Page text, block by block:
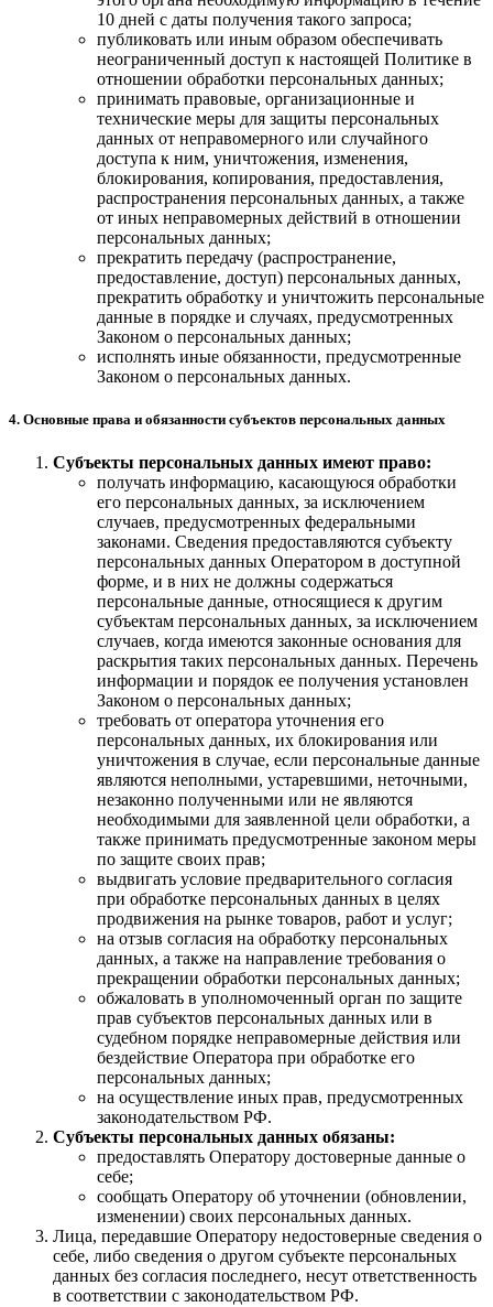
10 дней с даты получения такого запроса;
публиковать или иным образом обеспечивать
неограниченный доступ к настоящей Политике в
отношении обработки персональных данных;
принимать правовые, организационные и
технические меры для защиты персональных
данных от неправомерного или случайного
доступа к ним, уничтожения, изменения,
блокирования, копирования, предоставления,
распространения персональных данных, а также
от иных неправомерных действий в отношении
персональных данных;
прекратить передачу (распространение,
предоставление, доступ) персональных данных,
прекратить обработку и уничтожить персональные
данные в порядке и случаях, предусмотренных
Законом о персональных данных;
исполнять иные обязанности, предусмотренные
Законом о персональных данных.
4. Основные права и обязанности субъектов персональных данных
Субъекты персональных данных имеют право:
получать информацию, касающуюся обработки
его персональных данных, за исключением
случаев, предусмотренных федеральными
законами. Сведения предоставляются субъекту
персональных данных Оператором в доступной
форме, и в них не должны содержаться
персональные данные, относящиеся к другим
субъектам персональных данных, за исключением
случаев, когда имеются законные основания для
раскрытия таких персональных данных. Перечень
информации и порядок ее получения установлен
Законом о персональных данных;
требовать от оператора уточнения его
персональных данных, их блокирования или
уничтожения в случае, если персональные данные
являются неполными, устаревшими, неточными,
незаконно полученными или не являются
необходимыми для заявленной цели обработки, а
также принимать предусмотренные законом меры
по защите своих прав;
выдвигать условие предварительного согласия
при обработке персональных данных в целях
продвижения на рынке товаров, работ и услуг;
на отзыв согласия на обработку персональных
данных, а также на направление требования о
прекращении обработки персональных данных;
обжаловать в уполномоченный орган по защите
прав субъектов персональных данных или в
судебном порядке неправомерные действия или
бездействие Оператора при обработке его
персональных данных;
на осуществление иных прав, предусмотренных
законодательством РФ.
Субъекты персональных данных обязаны:
предоставлять Оператору достоверные данные о
себе;
сообщать Оператору об уточнении (обновлении,
изменении) своих персональных данных.
Лица, передавшие Оператору недостоверные сведения о
себе, либо сведения о другом субъекте персональных
данных без согласия последнего, несут ответственность
в соответствии с законодательством РФ.